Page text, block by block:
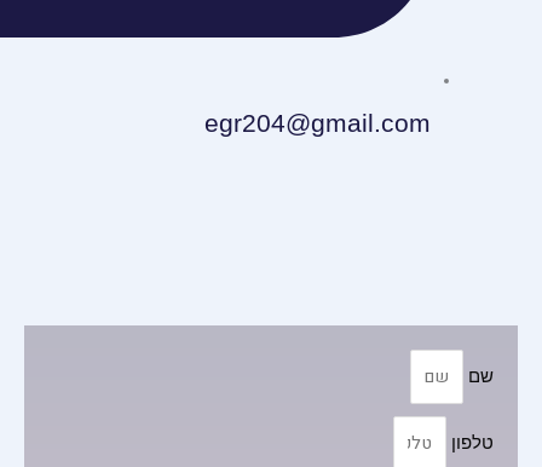
egr204@gmail.com
שם
טלפון